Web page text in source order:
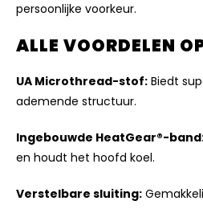
persoonlijke voorkeur.
ALLE VOORDELEN
UA Microthread-stof: Biedt
ademende structuur.
Ingebouwde HeatGear®-
en houdt het hoofd koel.
Verstelbare sluiting: